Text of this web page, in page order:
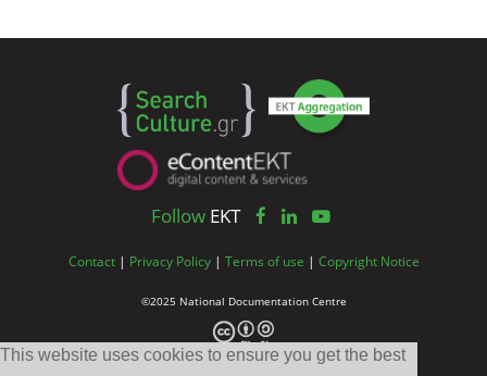
This website uses cookies to ensure you get the best
Follow EKT
Contact | Privacy Policy | Terms of use | Copyright Notice
©2025 National Documentation Centre